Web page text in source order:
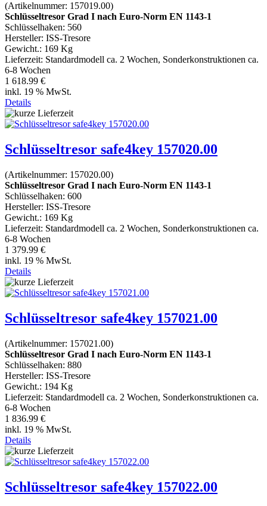
(Artikelnummer: 157019.00)
Schlüsseltresor Grad I nach Euro-Norm EN 1143-1
Schlüsselhaken: 560
Hersteller: ISS-Tresore
Gewicht.: 169 Kg
Lieferzeit: Standardmodell ca. 2 Wochen, Sonderkonstruktionen ca.
6-8 Wochen
1 618.99 €
inkl. 19 % MwSt.
Details
Schlüsseltresor safe4key 157020.00
(Artikelnummer: 157020.00)
Schlüsseltresor Grad I nach Euro-Norm EN 1143-1
Schlüsselhaken: 600
Hersteller: ISS-Tresore
Gewicht.: 169 Kg
Lieferzeit: Standardmodell ca. 2 Wochen, Sonderkonstruktionen ca.
6-8 Wochen
1 379.99 €
inkl. 19 % MwSt.
Details
Schlüsseltresor safe4key 157021.00
(Artikelnummer: 157021.00)
Schlüsseltresor Grad I nach Euro-Norm EN 1143-1
Schlüsselhaken: 880
Hersteller: ISS-Tresore
Gewicht.: 194 Kg
Lieferzeit: Standardmodell ca. 2 Wochen, Sonderkonstruktionen ca.
6-8 Wochen
1 836.99 €
inkl. 19 % MwSt.
Details
Schlüsseltresor safe4key 157022.00